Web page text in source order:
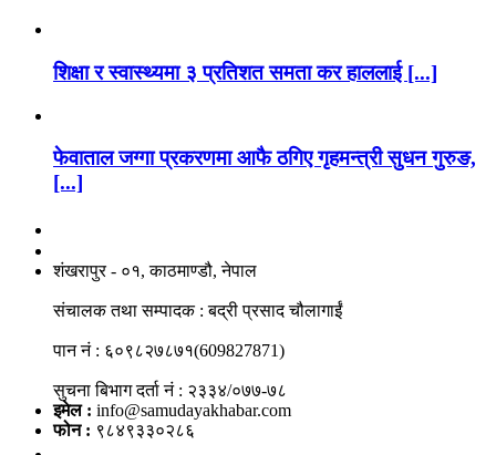
शिक्षा र स्वास्थ्यमा ३ प्रतिशत समता कर हाललाई [...]
फेवाताल जग्गा प्रकरणमा आफै ठगिए गृहमन्त्री सुधन गुरुङ,
[...]
शंखरापुर - ०१, काठमाण्डौ, नेपाल
संचालक तथा सम्पादक : बद्री प्रसाद चौलागाईं
पान नं : ६०९८२७८७१(609827871)
सुचना बिभाग दर्ता नं : २३३४/०७७-७८
इमेल : info@samudayakhabar.com
फोन : ९८४९३३०२८६